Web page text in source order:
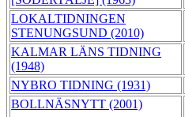
LOKALTIDNINGEN
STENUNGSUND (2010)
KALMAR LÄNS TIDNING
(1948)
NYBRO TIDNING (1931)
BOLLNÄSNYTT (2001)